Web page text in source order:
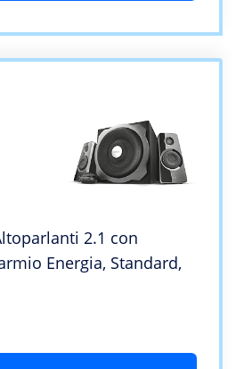
2.1 con
Energia, Standard,